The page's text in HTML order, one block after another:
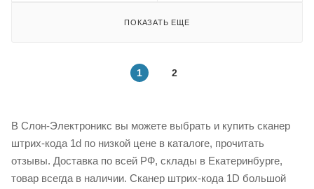
ПОКАЗАТЬ ЕЩЕ
1 2
В Слон-Электроникс вы можете выбрать и купить сканер
штрих-кода 1d по низкой цене в каталоге, прочитать
отзывы. Доставка по всей РФ, склады в Екатеринбурге,
товар всегда в наличии. Сканер штрих-кода 1D большой